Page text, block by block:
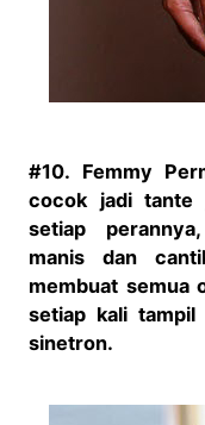
#10. Femmy
cocok jadi tante
setiap
manis dan
membuat semua
setiap kali tampil
sinetron.